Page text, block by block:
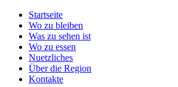
Startseite
Wo zu bleiben
Was zu sehen ist
Wo zu essen
Nuetzliches
Über die Region
Kontakte